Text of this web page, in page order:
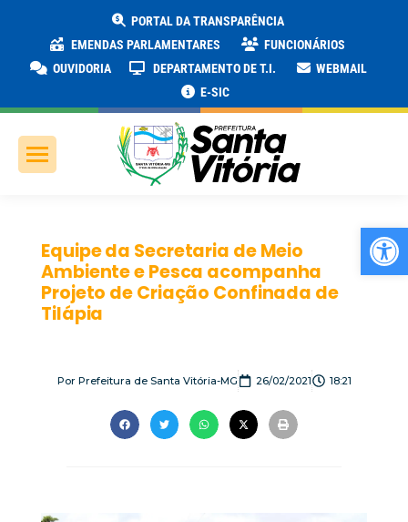
PORTAL DA TRANSPARÊNCIA
EMENDAS PARLAMENTARES
FUNCIONÁRIOS
OUVIDORIA
DEPARTAMENTO DE T.I.
WEBMAIL
E-SIC
Equipe da Secretaria de Meio
Ambiente e Pesca acompanha
Projeto de Criação Confinada de
Tilápia
PorPrefeitura de Santa Vitória-MG 26/02/2021 18:21